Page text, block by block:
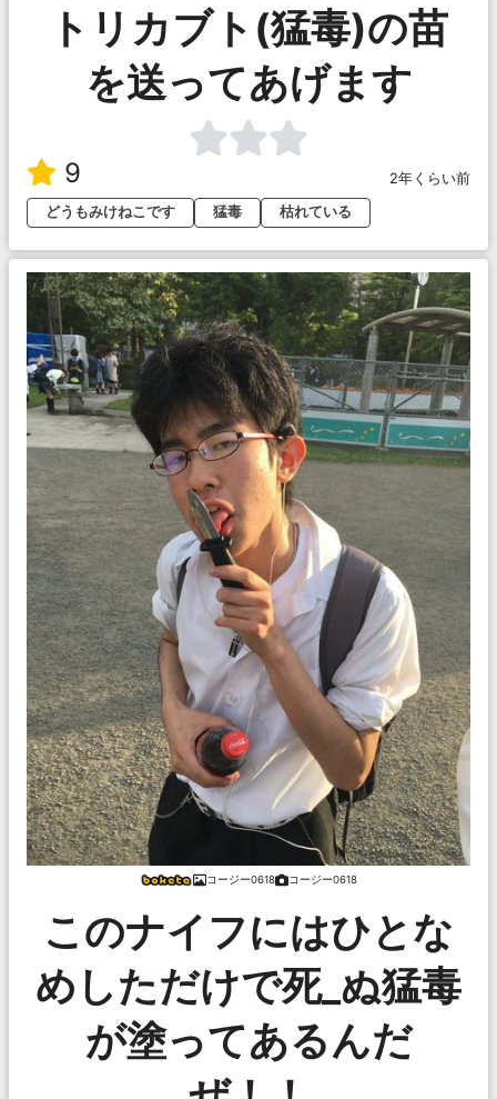
トリカブト(猛毒)の苗
を送ってあげます
9
2年くらい前
どうもみけねこです
猛毒 枯れている
コージー0618 コージー0618
このナイフにはひとな
めしただけで死_ぬ猛毒
が塗ってあるんだ